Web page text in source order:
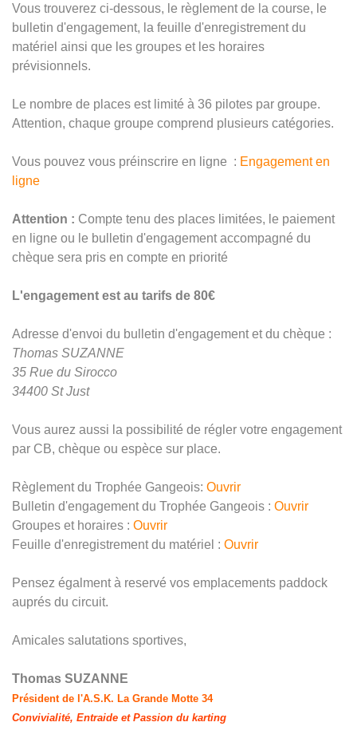
Vous trouverez ci-dessous, le règlement de la course, le
bulletin d'engagement, la feuille d'enregistrement du
matériel ainsi que les groupes et les horaires
prévisionnels.
Le nombre de places est limité à 36 pilotes par groupe.
Attention, chaque groupe comprend plusieurs catégories.
Vous pouvez vous préinscrire en ligne : Engagement en
ligne
Attention : Compte tenu des places limitées, le paiement
en ligne ou le bulletin d'engagement accompagné du
chèque sera pris en compte en priorité
L'engagement est au tarifs de 80€
Adresse d'envoi du bulletin d'engagement et du chèque :
Thomas SUZANNE
35 Rue du Sirocco
34400 St Just
Vous aurez aussi la possibilité de régler votre engagement
par CB, chèque ou espèce sur place.
Règlement du Trophée Gangeois: Ouvrir
Bulletin d'engagement du Trophée Gangeois : Ouvrir
Groupes et horaires : Ouvrir
Feuille d'enregistrement du matériel : Ouvrir
Pensez égalment à reservé vos emplacements paddock
auprés du circuit.
Amicales salutations sportives,
Thomas SUZANNE
Président de l'A.S.K. La Grande Motte 34
Convivialité, Entraide et Passion du karting